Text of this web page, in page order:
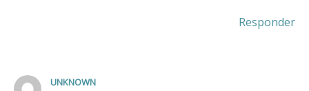
Responder
UNKNOWN